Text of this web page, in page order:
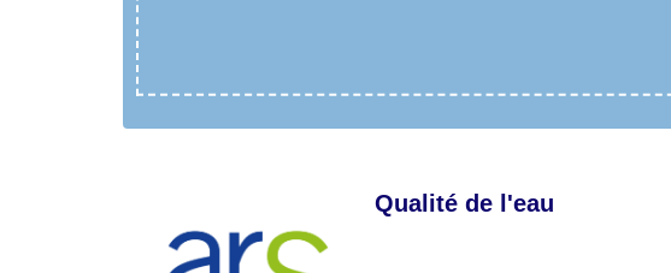
Qualité de l'eau